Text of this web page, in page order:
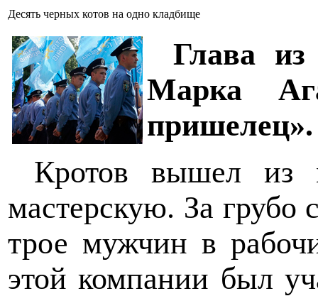
Десять черных котов на одно кладбище
Глава из
Марка
пришелец».
Кротов вышел из
мастерскую. За грубо
трое мужчин в
этой компании был